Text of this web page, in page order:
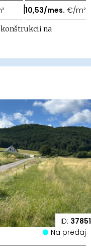
|10,53/mes. €/m²
na
ID: 37851
Na predaj